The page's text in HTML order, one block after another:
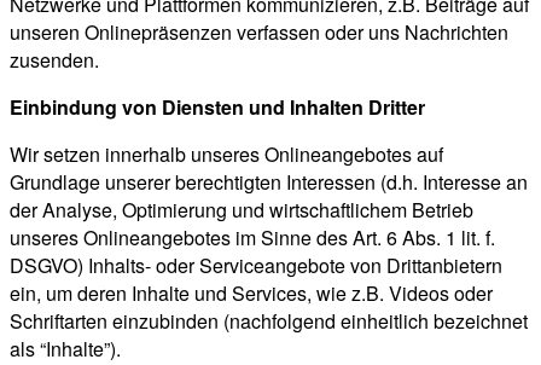
unseren Onlinepräsenzen verfassen oder uns Nachrichten
zusenden.
Einbindung von Diensten und Inhalten Dritter
Wir setzen innerhalb unseres Onlineangebotes auf
Grundlage unserer berechtigten Interessen (d.h. Interesse an
der Analyse, Optimierung und wirtschaftlichem Betrieb
unseres Onlineangebotes im Sinne des Art. 6 Abs. 1 lit. f.
DSGVO) Inhalts- oder Serviceangebote von Drittanbietern
ein, um deren Inhalte und Services, wie z.B. Videos oder
Schriftarten einzubinden (nachfolgend einheitlich bezeichnet
als “Inhalte”).